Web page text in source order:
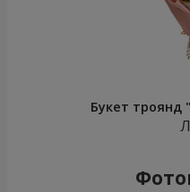
Букет троянд